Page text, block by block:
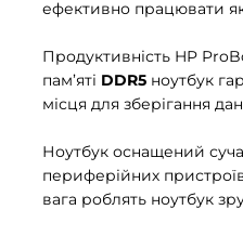
ефективно працювати як
Продуктивність HP
пам’яті DDR5 ноутбук
місця для зберігання
Ноутбук оснащений
периферійних
вага роблять ноутбук